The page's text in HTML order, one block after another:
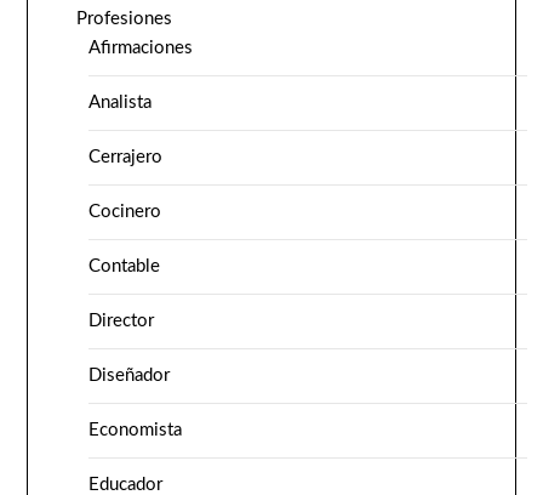
Profesiones
Afirmaciones
Analista
Cerrajero
Cocinero
Contable
Director
Diseñador
Economista
Educador